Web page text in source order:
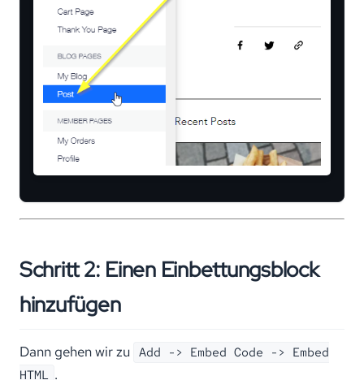
Schritt 2: Einen Einbettungsblock
hinzufügen
Dann gehen wir zu Add -> Embed Code -> Embed
HTML .